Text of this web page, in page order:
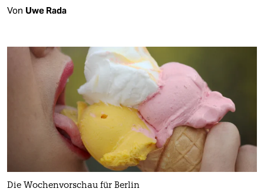
Von Uwe Rada
Die Wochenvorschau für Berlin